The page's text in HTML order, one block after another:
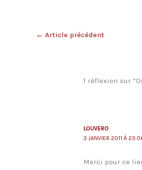
← Article précédent
1 réflexion sur
LOUVERO
3 JANVIER 2011 À
Merci pour ce